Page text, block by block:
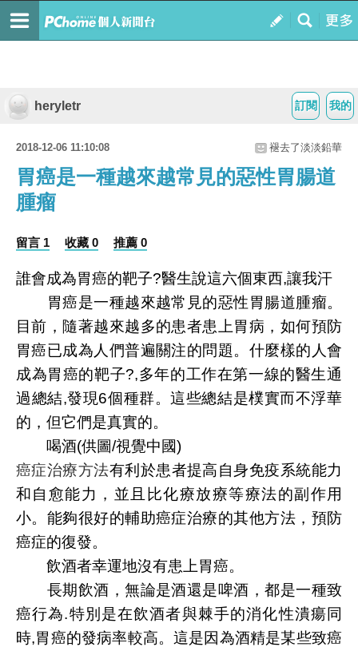
我的
訂閱
heryletr
2018-12-06 11:10:08 褪去了淡淡鉛華
胃癌是一種越來越常見的惡性胃腸道
腫瘤
留言 1 收藏 0 推薦 0
誰會成為胃癌的靶子?醫生說這六個東西,讓我汗
胃癌是一種越來越常見的惡性胃腸道腫瘤。
目前，隨著越來越多的患者患上胃病，如何預防
胃癌已成為人們普遍關注的問題。什麼樣的人會
成為胃癌的靶子?,多年的工作在第一線的醫生通
過總結,發現6個種群。這些總結是樸實而不浮華
的，但它們是真實的。
喝酒(供圖/視覺中國)
癌症治療方法有利於患者提高自身免疫系統能力
和自愈能力，並且比化療放療等療法的副作用
小。能夠很好的輔助癌症治療的其他方法，預防
癌症的復發。
飲酒者幸運地沒有患上胃癌。
長期飲酒，無論是酒還是啤酒，都是一種致
癌行為.特別是在飲酒者與棘手的消化性潰瘍同
時,胃癌的發病率較高。這是因為酒精是某些致癌